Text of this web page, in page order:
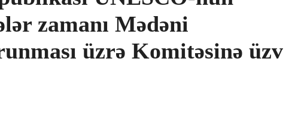
zamanı Mədəni
üzrə Komitəsinə üzv